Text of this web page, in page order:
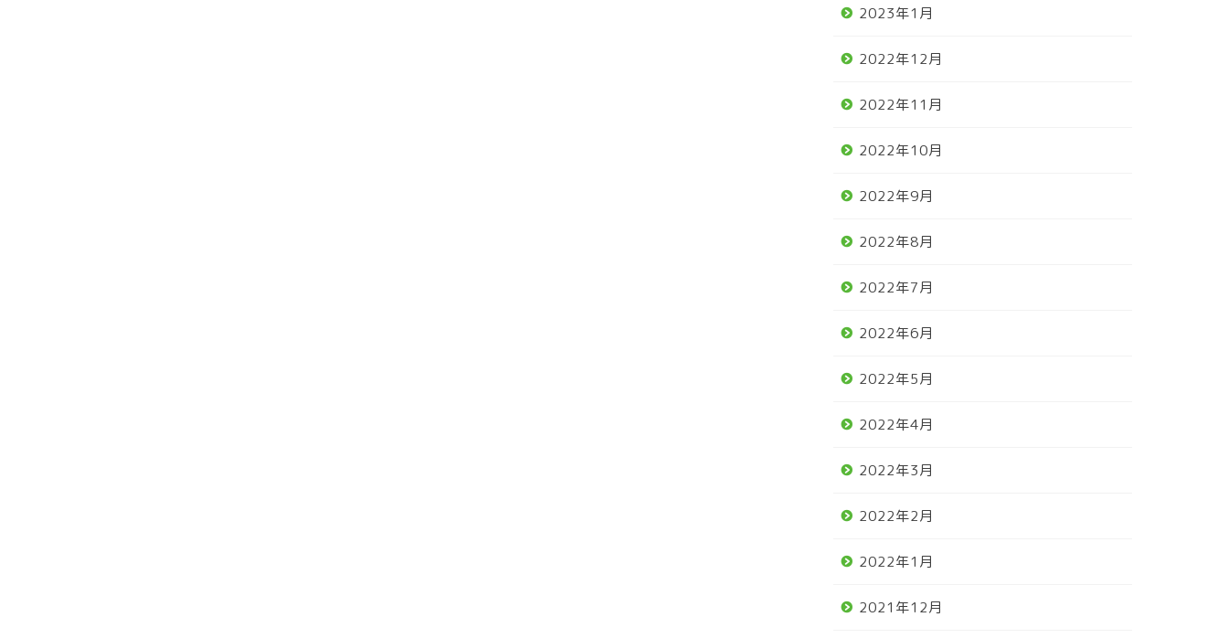
2023年1月
2022年12月
2022年11月
2022年10月
2022年9月
2022年8月
2022年7月
2022年6月
2022年5月
2022年4月
2022年3月
2022年2月
2022年1月
2021年12月